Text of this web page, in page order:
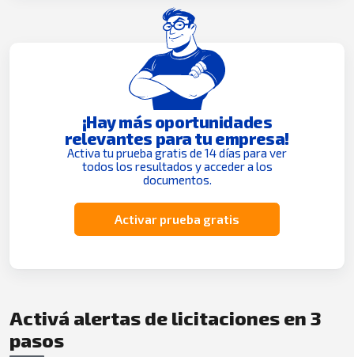
¡Hay más oportunidades
relevantes para tu empresa!
Activa tu prueba gratis de 14 días para ver
todos los resultados y acceder a los
documentos.
Activar prueba gratis
Activá alertas de licitaciones en 3
pasos